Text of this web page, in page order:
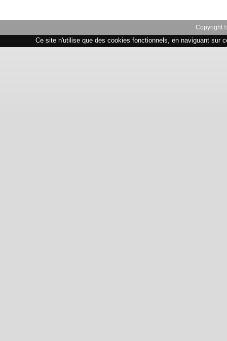
Copyright
Ce site n'utilise que des cookies fonctionnels, en naviguant sur